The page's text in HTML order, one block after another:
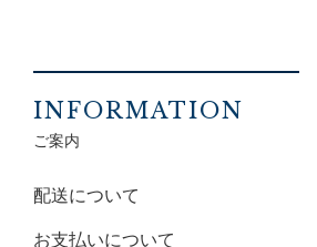
INFORMATION
ご案内
配送について
お支払いについて